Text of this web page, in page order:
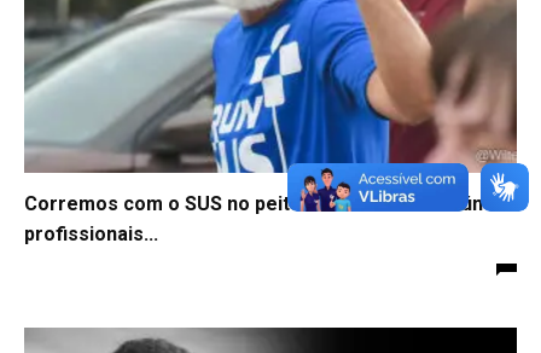
Corremos com o SUS no peito: Run SUS 2025 reúne
profissionais...